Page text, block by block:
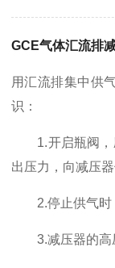
GCE气体汇流排
用汇流排集中供
识：
1.开启瓶阀，应
出压力，向减压
2.停止供气时，
3.减压器的高压